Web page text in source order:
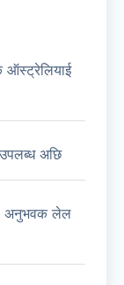
ऑस्ट्रेलियाई
अछि
अनुभवक लेल